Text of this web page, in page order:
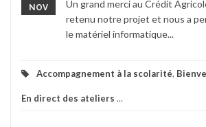
NOV
Un grand merci au Crédit
retenu notre projet et nous a
le matériel informatique...
Accompagnement à la scolarité,
En direct des ateliers ...